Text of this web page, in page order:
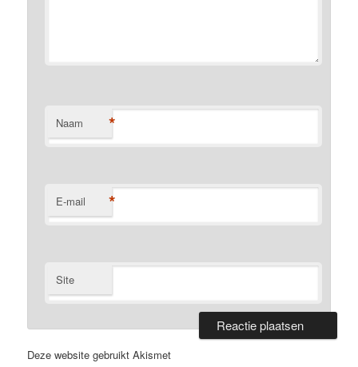
Naam *
E-mail *
Site
Deze website gebruikt Akismet